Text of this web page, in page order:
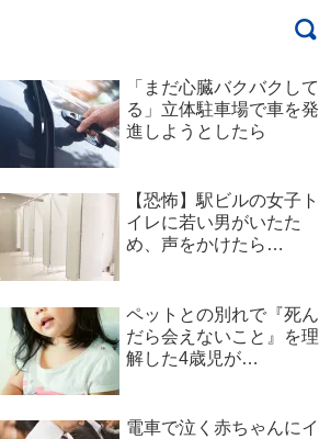
「まだ心臓バクバクして
る」立体駐車場で車を発
進しようとしたら
【恐怖】駅ビルの女子ト
イレに若い男がいたた
め、声をかけたら…
ペットとの別れで『死ん
だら会えないこと』を理
解した4歳児が…
電車で泣く赤ちゃんにイ